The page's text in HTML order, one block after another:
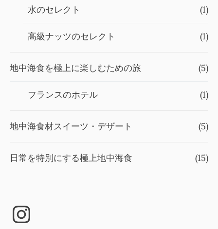
水のセレクト (1)
高級ナッツのセレクト (1)
地中海食を極上に楽しむための旅 (5)
フランスのホテル (1)
地中海食材スイーツ・デザート (5)
日常を特別にする極上地中海食 (15)
Instagram